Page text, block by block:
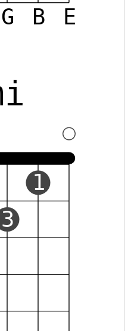
G B E
3
1